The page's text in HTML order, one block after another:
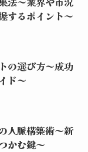
するポイント～
の選び方～成功
ド～
人脈構築術～新
かむ鍵～